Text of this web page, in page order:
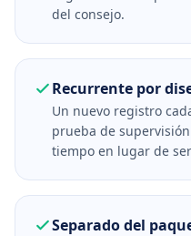
del consejo.
Recurrente por
Un nuevo registro
prueba de
tiempo en lugar de
Separado del